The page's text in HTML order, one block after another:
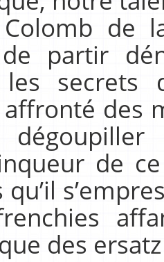
Colomb de
partir
les secrets
des
de
des